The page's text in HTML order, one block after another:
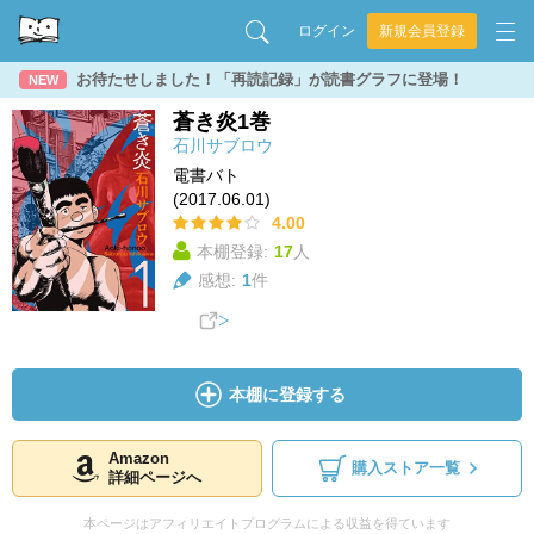
ログイン 新規会員登録
NEW お待たせしました！「再読記録」が読書グラフに登場！
蒼き炎1巻
石川サブロウ
電書バト
(2017.06.01)
4.00
本棚登録: 17人
感想: 1件
本棚に登録する
Amazon
詳細ページへ
購入ストア一覧
本ページはアフィリエイトプログラムによる収益を得ています